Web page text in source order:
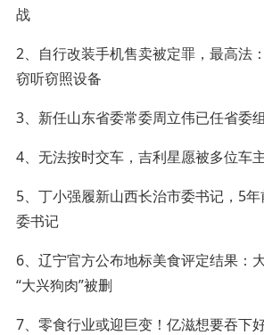
战
2、自行改装手机售卖被定罪，最高法
窃听窃照设备
3、新任山东省委常委周立伟已任省委
4、无法按时交车，吉利星愿被多位车
5、丁小强履新山西长治市委书记，5
委书记
6、辽宁官方公布地标美食评定结果：
“大兴狗肉”被删
7、零食行业或迎巨变！亿滋想要吞下